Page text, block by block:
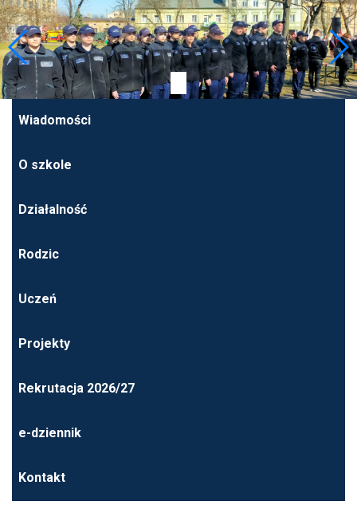
Wiadomości
O szkole
Działalność
Rodzic
Uczeń
Projekty
Rekrutacja 2026/27
e-dziennik
Kontakt